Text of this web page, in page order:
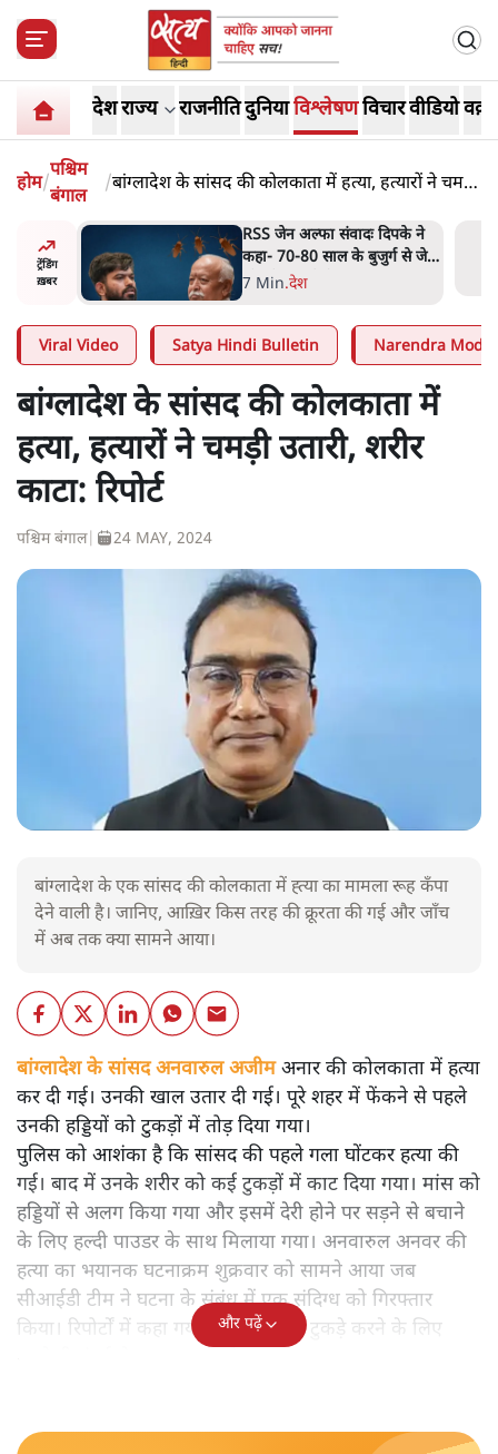
देशराज्य राजनीतिदुनियाविश्लेषणविचारवीडियो
होम/
पश्चिम
बंगाल
/बांग्लादेश के सांसद की कोलकाता में हत्या, हत्यारों ने चमड़ी
ट्रेंडिंग
ख़बर
आवास
RSS जेन अल्फा संवादः दिपके ने
कहा- 70-80 साल के बुजुर्ग से जेन
जी को क्या मिलेगा
7 Min.देश
Viral Video Satya Hindi Bulletin Narendra Modi
बांग्लादेश के सांसद की कोलकाता में
हत्या, हत्यारों ने चमड़ी उतारी, शरीर
काटा: रिपोर्ट
पश्चिम बंगाल| 24 MAY, 2024
बांग्लादेश के एक सांसद की कोलकाता में ह्त्या का मामला रूह कँपा
देने वाली है। जानिए, आख़िर किस तरह की क्रूरता की गई और जाँच
में अब तक क्या सामने आया।
बांग्लादेश के सांसद अनवारुल अजीमअनार की कोलकाता में हत्या
कर दी गई। उनकी खाल उतार दी गई। पूरे शहर में फेंकने से पहले
उनकी हड्डियों को टुकड़ों में तोड़ दिया गया।
पुलिस को आशंका है कि सांसद की पहले गला घोंटकर हत्या की
गई। बाद में उनके शरीर को कई टुकड़ों में काट दिया गया। मांस को
हड्डियों से अलग किया गया और इसमें देरी होने पर सड़ने से बचाने
के लिए हल्दी पाउडर के साथ मिलाया गया। अनवारुल अनवर की
हत्या का भयानक घटनाक्रम शुक्रवार को सामने आया जब
सीआईडी टीम ने घटना के संबंध में एक संदिग्ध को गिरफ्तार
किया। रिपोर्टों में कहा गया है कि शरीर के टुकड़े करने के लिए
और पढ़ें